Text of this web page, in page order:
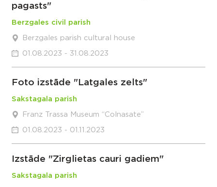
pagasts"
Berzgales civil parish
Berzgales parish cultural house
01.08.2023 - 31.08.2023
Foto izstāde "Latgales zelts"
Sakstagala parish
Franz Trassa Museum “Colnasate”
01.08.2023 - 01.11.2023
Izstāde "Zirglietas cauri gadiem"
Sakstagala parish